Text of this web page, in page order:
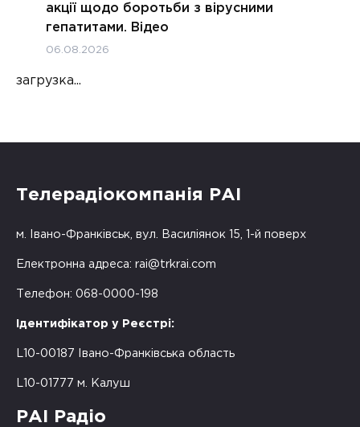
акції щодо боротьби з вірусними
гепатитами. Відео
06.08.2026
загрузка...
Телерадіокомпанія РАІ
м. Івано-Франківськ, вул. Василіянок 15, 1-й поверх
Електронна адреса: rai@trkrai.com
Телефон: 068-0000-198
Ідентифікатор у Реєстрі:
L10-00187 Івано-Франківська область
L10-01777 м. Калуш
РАІ Радіо